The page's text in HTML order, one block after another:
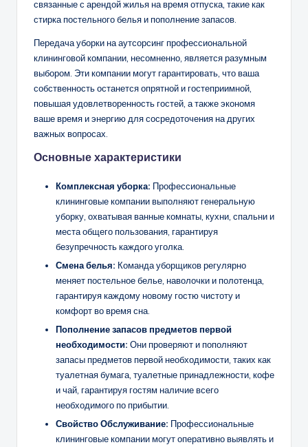
связанные с арендой жилья на время отпуска, такие как
стирка постельного белья и пополнение запасов.
Передача уборки на аутсорсинг профессиональной
клининговой компании, несомненно, является разумным
выбором. Эти компании могут гарантировать, что ваша
собственность останется опрятной и гостеприимной,
повышая удовлетворенность гостей, а также экономя
ваше время и энергию для сосредоточения на других
важных вопросах.
Основные характеристики
Комплексная уборка: Профессиональные
клининговые компании выполняют генеральную
уборку, охватывая ванные комнаты, кухни, спальни и
места общего пользования, гарантируя
безупречность каждого уголка.
Смена белья: Команда уборщиков регулярно
меняет постельное белье, наволочки и полотенца,
гарантируя каждому новому гостю чистоту и
комфорт во время сна.
Пополнение запасов предметов первой
необходимости: Они проверяют и пополняют
запасы предметов первой необходимости, таких как
туалетная бумага, туалетные принадлежности, кофе
и чай, гарантируя гостям наличие всего
необходимого по прибытии.
СвойствоОбслуживание: Профессиональные
клининговые компании могут оперативно выявлять и